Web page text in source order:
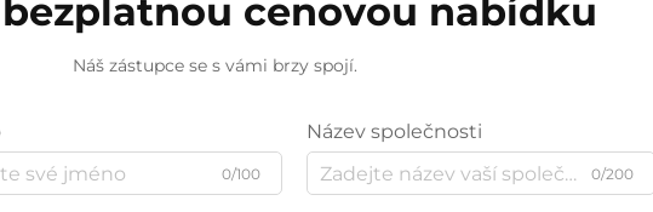
cenovou nabídku
Náš zástupce se s vámi brzy spojí.
0/100
Název společnosti
0/200